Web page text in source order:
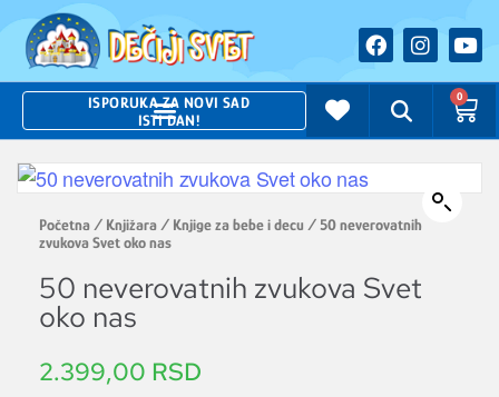
ISPORUKA ZA NOVI SAD
ISTI DAN!
0
Početna / Knjižara / Knjige za bebe i decu / 50 neverovatnih
zvukova Svet oko nas
50 neverovatnih zvukova Svet
oko nas
2.399,00 RSD